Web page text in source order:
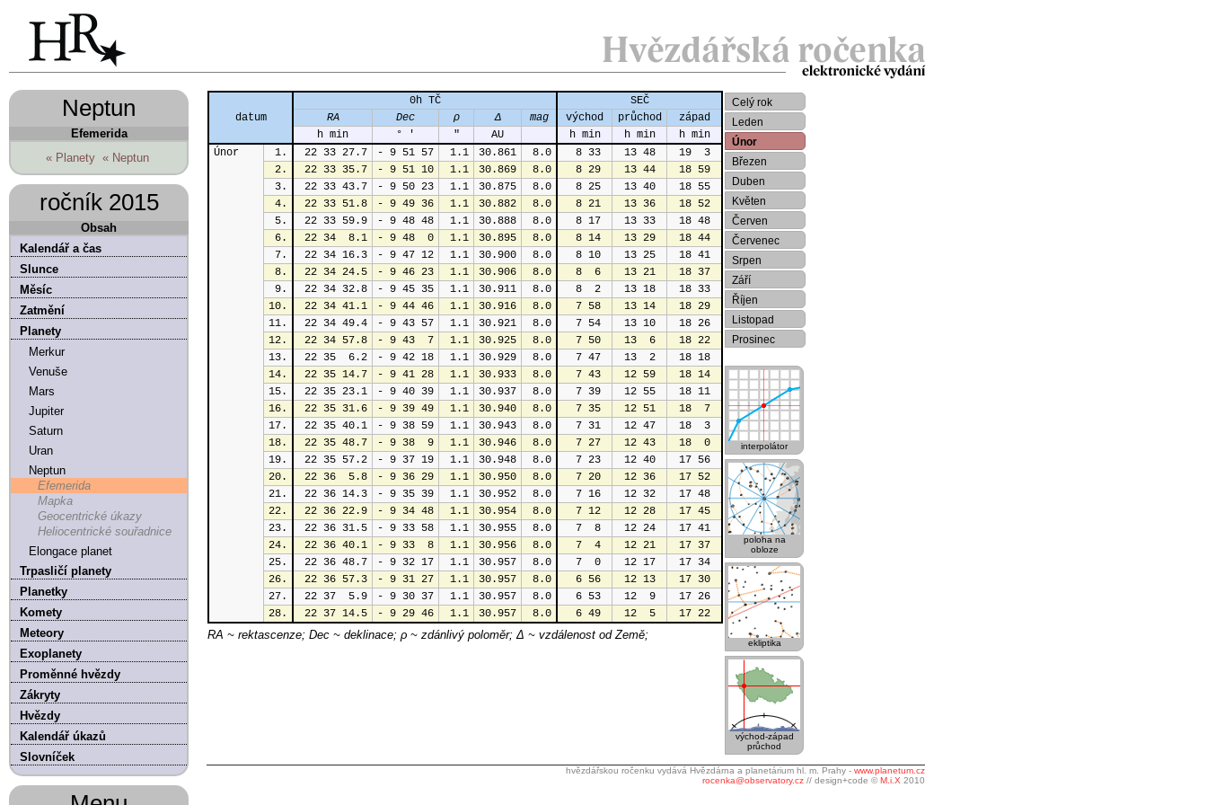
Neptun
Efemerida
« Planety « Neptun
ročník 2015
Obsah
Kalendář a čas
Slunce
Měsíc
Zatmění
Planety
Merkur
Venuše
Mars
Jupiter
Saturn
Uran
Neptun
Efemerida
Mapka
Geocentrické úkazy
Heliocentrické souřadnice
Elongace planet
Trpasličí planety
Planetky
Komety
Meteory
Exoplanety
Proměnné hvězdy
Zákryty
Hvězdy
Kalendář úkazů
Slovníček
datum
0h TČ
SEČ
RA
Dec ρ Δ mag východ průchod
západ
h min
° ' " AU h min h min
h min
Únor
1. 22 33 27.7 - 9 51 57 1.1 30.861 8.0 8 33 13 48
19  3
2.
22 33 35.7 - 9 51 10 1.1 30.869 8.0 8 29 13 44
18 59
3.
22 33 43.7 - 9 50 23 1.1 30.875 8.0 8 25 13 40
18 55
4.
22 33 51.8 - 9 49 36 1.1 30.882 8.0 8 21 13 36
18 52
5.
22 33 59.9 - 9 48 48 1.1 30.888 8.0 8 17 13 33
18 48
6.
22 34  8.1 - 9 48  0 1.1 30.895 8.0 8 14 13 29
18 44
7.
22 34 16.3 - 9 47 12 1.1 30.900 8.0 8 10 13 25
18 41
8.
22 34 24.5 - 9 46 23 1.1 30.906 8.0 8  6 13 21
18 37
9.
22 34 32.8 - 9 45 35 1.1 30.911 8.0 8  2 13 18
18 33
10.
22 34 41.1 - 9 44 46 1.1 30.916 8.0 7 58 13 14
18 29
11.
22 34 49.4 - 9 43 57 1.1 30.921 8.0 7 54 13 10
18 26
12.
22 34 57.8 - 9 43  7 1.1 30.925 8.0 7 50 13  6
18 22
13.
22 35  6.2 - 9 42 18 1.1 30.929 8.0 7 47 13  2
18 18
14.
22 35 14.7 - 9 41 28 1.1 30.933 8.0 7 43 12 59
18 14
15.
22 35 23.1 - 9 40 39 1.1 30.937 8.0 7 39 12 55
18 11
16.
22 35 31.6 - 9 39 49 1.1 30.940 8.0 7 35 12 51
18  7
17.
22 35 40.1 - 9 38 59 1.1 30.943 8.0 7 31 12 47
18  3
18.
22 35 48.7 - 9 38  9 1.1 30.946 8.0 7 27 12 43
18  0
19.
22 35 57.2 - 9 37 19 1.1 30.948 8.0 7 23 12 40
17 56
20.
22 36  5.8 - 9 36 29 1.1 30.950 8.0 7 20 12 36
17 52
21.
22 36 14.3 - 9 35 39 1.1 30.952 8.0 7 16 12 32
17 48
22.
22 36 22.9 - 9 34 48 1.1 30.954 8.0 7 12 12 28
17 45
23.
22 36 31.5 - 9 33 58 1.1 30.955 8.0 7  8 12 24
17 41
24.
22 36 40.1 - 9 33  8 1.1 30.956 8.0 7  4 12 21
17 37
25.
22 36 48.7 - 9 32 17 1.1 30.957 8.0 7  0 12 17
17 34
26.
22 36 57.3 - 9 31 27 1.1 30.957 8.0 6 56 12 13
17 30
27.
22 37  5.9 - 9 30 37 1.1 30.957 8.0 6 53 12  9
17 26
28.
22 37 14.5 - 9 29 46 1.1 30.957 8.0 6 49 12  5 17 22
RA ~ rektascenze; Dec ~ deklinace; ρ ~ zdánlivý poloměr; Δ ~ vzdálenost od Země;
Celý rok
Leden
Únor
Březen
Duben
Květen
Červen
Červenec
Srpen
Září
Říjen
Listopad
Prosinec
interpolátor
poloha na
obloze
ekliptika
východ-západ
průchod
hvězdářskou ročenku vydává Hvězdárna a planetárium hl. m. Prahy - www.planetum.cz
rocenka@observatory.cz // design+code © M.i.X 2010